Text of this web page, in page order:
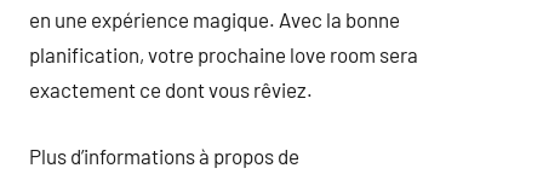
en une expérience magique. Avec la bonne
planification, votre prochaine love room sera
exactement ce dont vous rêviez.
Plus d’informations à propos de